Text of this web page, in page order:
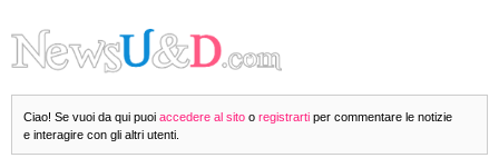
Ciao! Se vuoi da qui puoi accedere al sito o registrarti per commentare le notizie
e interagire con gli altri utenti.